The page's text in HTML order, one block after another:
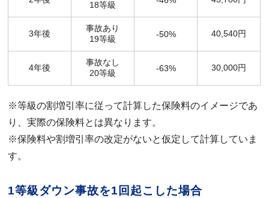
18等級
3年後
事故あり
19等級
-50% 40,540円
4年後
事故なし
20等級
-63% 30,000円
※等級の割増引率に従って計算した保険料のイメージであ
り、実際の保険料とは異なります。
※保険料や割増引率の改定がないと仮定して計算していま
す。
1等級ダウン事故を1回起こした場合